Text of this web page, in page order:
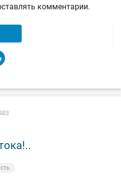
комментарии.